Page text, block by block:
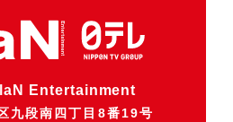
Entertainment
九段南四丁目8番19号